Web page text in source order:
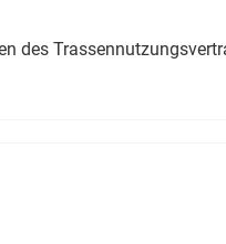
des